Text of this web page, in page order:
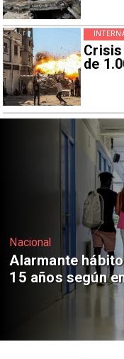
de
Regiones
Aprueban
Sebastián
mil millones